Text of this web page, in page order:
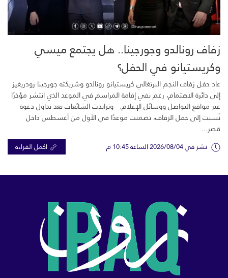
زفاف رونالدو وجورجينا.. هل يجتمع ميسي
وكريستيانو في الحفل؟
عاد حفل زفاف النجم البرتغالي كريستيانو رونالدو وشريكته جورجينا رودريغيز
إلى دائرة الاهتمام، رغم نفي إقامة المراسم في الموعد الذي انتشر مؤخرًا
عبر مواقع التواصل ووسائل الإعلام. وتزايدت الشائعات بعد تداول دعوة
نُسبت إلى حفل الزفاف، تضمنت موعدًا في الأول من أغسطس داخل
قصر...
نشر في 2026/08/04 الساعة 10:45 م اكمل القراءة